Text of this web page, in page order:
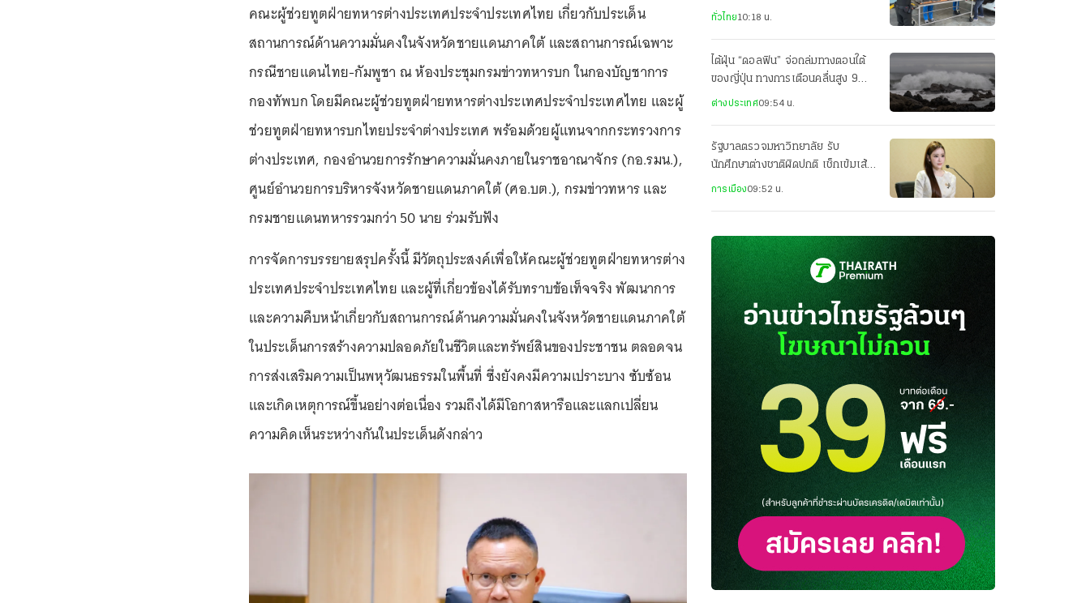
คณะผู้ช่วยทูตฝ่ายทหารต่างประเทศประจำประเทศไทย เกี่ยวกับประเด็น
สถานการณ์ด้านความมั่นคงในจังหวัดชายแดนภาคใต้ และสถานการณ์เฉพาะ
กรณีชายแดนไทย-กัมพูชา ณ ห้องประชุมกรมข่าวทหารบก ในกองบัญชาการ
กองทัพบก โดยมีคณะผู้ช่วยทูตฝ่ายทหารต่างประเทศประจำประเทศไทย และผู้
ช่วยทูตฝ่ายทหารบกไทยประจำต่างประเทศ พร้อมด้วยผู้แทนจากกระทรวงการ
ต่างประเทศ, กองอำนวยการรักษาความมั่นคงภายในราชอาณาจักร (กอ.รมน.),
ศูนย์อำนวยการบริหารจังหวัดชายแดนภาคใต้ (ศอ.บต.), กรมข่าวทหาร และ
กรมชายแดนทหารรวมกว่า 50 นาย ร่วมรับฟัง
การจัดการบรรยายสรุปครั้งนี้ มีวัตถุประสงค์เพื่อให้คณะผู้ช่วยทูตฝ่ายทหารต่าง
ประเทศประจำประเทศไทย และผู้ที่เกี่ยวข้องได้รับทราบข้อเท็จจริง พัฒนาการ
และความคืบหน้าเกี่ยวกับสถานการณ์ด้านความมั่นคงในจังหวัดชายแดนภาคใต้
ในประเด็นการสร้างความปลอดภัยในชีวิตและทรัพย์สินของประชาชน ตลอดจน
การส่งเสริมความเป็นพหุวัฒนธรรมในพื้นที่ ซึ่งยังคงมีความเปราะบาง ซับซ้อน
และเกิดเหตุการณ์ขึ้นอย่างต่อเนื่อง รวมถึงได้มีโอกาสหารือและแลกเปลี่ยน
ความคิดเห็นระหว่างกันในประเด็นดังกล่าว
เสียชีวิตอย่างละเอียด
ทั่วไทย10:18 น.
ไต้ฝุ่น “ดอลฟิน” จ่อถล่มทางตอนใต้
ของญี่ปุ่น ทางการเตือนคลื่นสูง 9
เมตร
ต่างประเทศ09:54 น.
รัฐบาลตรวจมหาวิทยาลัย รับ
นักศึกษาต่างชาติผิดปกติ เช็กเข้มเส้น
ทางวีซ่า ป้องกันสวมสิทธิ-ทำผิด
การเมือง09:52 น.